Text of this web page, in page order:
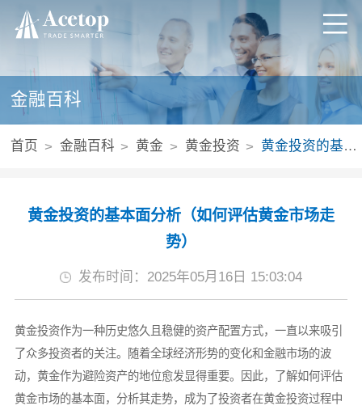
金融百科
首页 金融百科 黄金 黄金投资 黄金投资的基本面分析（如何评估黄金市场走势）
黄金投资的基本面分析（如何评估黄金市场走
势）
发布时间：2025年05月16日 15:03:04
黄金投资作为一种历史悠久且稳健的资产配置方式，一直以来吸引
了众多投资者的关注。随着全球经济形势的变化和金融市场的波
动，黄金作为避险资产的地位愈发显得重要。因此，了解如何评估
黄金市场的基本面，分析其走势，成为了投资者在黄金投资过程中